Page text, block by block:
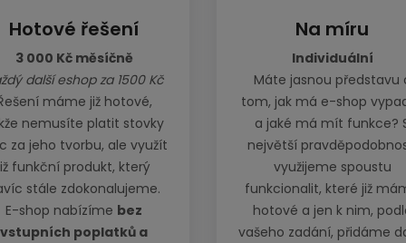
Hotové řešení
3 000 Kč měsíčně
další eshop za 1500 Kč
máme již hotové,
nemusíte platit stovky
za jeho tvorbu, ale využít
funkční produkt, který
stále zdokonalujeme.
E-shop nabízíme bez
vstupních poplatků a
Na míru
Individuální
Máte jasnou představu
tom, jak má e-shop
a jaké má mít funkce?
největší
využijeme spoustu
funkcionalit, které již
hotové a jen k nim,
vašeho zadání, přidáme